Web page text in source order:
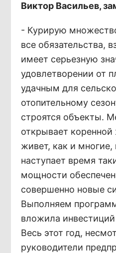
Виктор Васильев,
- Курирую
все обязательства,
имеет серьезную
удовлетворении от
удачным для
отопительному
строятся объекты.
открывает коренной
живет, как и
наступает время
мощности
совершенно новые
Выполняем
вложила
Весь этот год,
руководители